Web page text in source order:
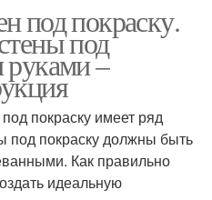
под покраску.
под
руками –
покраску имеет ряд
под покраску должны быть
Как правильно
идеальную